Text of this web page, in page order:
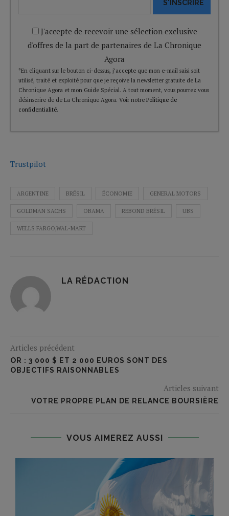
S'INSCRIRE
J'accepte de recevoir une sélection exclusive
d'offres de la part de partenaires de La Chronique
Agora
*En cliquant sur le bouton ci-dessus, j’accepte que mon e-mail saisi soit
utilisé, traité et exploité pour que je reçoive la newsletter gratuite de La
Chronique Agora et mon Guide Spécial. A tout moment, vous pourrez vous
désinscrire de de La Chronique Agora. Voir notre Politique de
confidentialité.
Trustpilot
ARGENTINE BRÉSIL ÉCONOMIE GENERAL MOTORS
GOLDMAN SACHS OBAMA REBOND BRÉSIL UBS
WELLS FARGO,WAL-MART
LA RÉDACTION
Articles précédent
OR : 3 000 $ ET 2 000 EUROS SONT DES
OBJECTIFS RAISONNABLES
Articles suivant
VOTRE PROPRE PLAN DE RELANCE BOURSIÈRE
VOUS AIMEREZ AUSSI